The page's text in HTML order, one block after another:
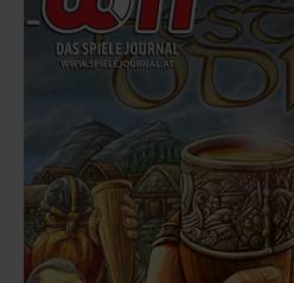
Infos
Shop
Download spielbox Special 2025
Newsletter
Spieledatenbank
Premium login
Neuheiten-New Games